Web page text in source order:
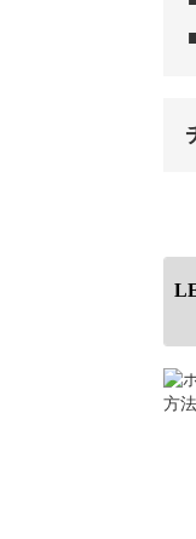
✓
✓